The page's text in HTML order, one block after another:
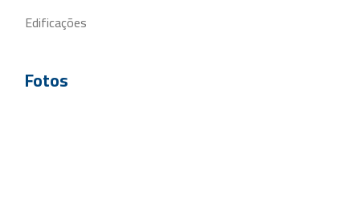
Edificações
Fotos